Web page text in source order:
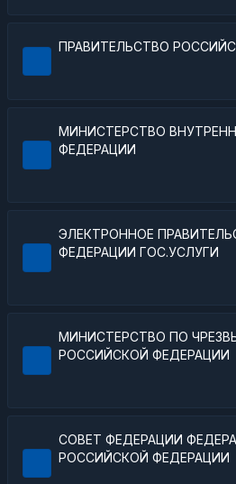
ПРАВИТЕЛЬСТВО
МИНИСТЕРСТВО
ФЕДЕРАЦИИ
ЭЛЕКТРОННОЕ
ФЕДЕРАЦИИ ГОС.УСЛУГИ
МИНИСТЕРСТВО ПО
РОССИЙСКОЙ ФЕДЕРАЦИИ
СОВЕТ ФЕДЕРАЦИИ
РОССИЙСКОЙ ФЕДЕРАЦИИ